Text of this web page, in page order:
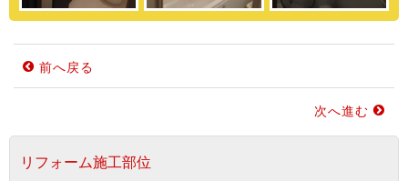
前へ戻る
次へ進む
リフォーム施工部位